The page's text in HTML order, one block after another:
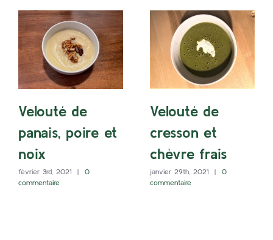
Velouté de
panais, poire et
noix
février 3rd, 2021 |
0
commentaire
Velouté de
cresson et
chèvre frais
janvier 29th, 2021 |
0
commentaire